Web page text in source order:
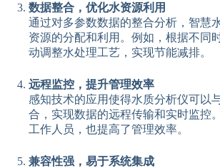
数据整合，优化水资源利用
通过对多参数数据的整合分析，智慧
资源的分配和利用。例如，根据不同
动调整水处理工艺，实现节能减排。
远程监控，提升管理效率
感知技术的应用使得水质分析仪可以
合，实现数据的远程传输和实时监控
工作人员，也提高了管理效率。
兼容性强，易于系统集成